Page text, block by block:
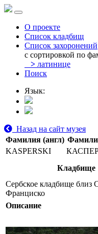
О проекте
Список кладбищ
Список захоронений
с сортировкой по
> латинице
Поиск
Язык:
Назад на сайт музея
Фамилия (англ)
KASPERSKI
Кладбище
Сербское кладбище близ
Франциско
Описание